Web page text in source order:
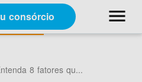
consórcio menu
close
8 fatores qu...